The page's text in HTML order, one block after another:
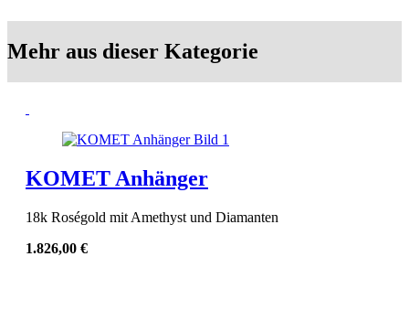
Mehr aus dieser Kategorie
KOMET Anhänger
18k Roségold mit Amethyst und Diamanten
1.826,00 €